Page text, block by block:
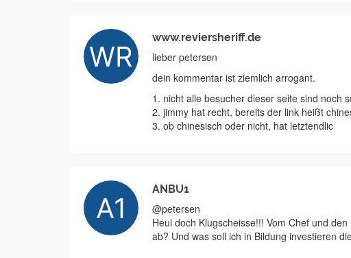
www.reviersheriff.de
lieber petersen
dein kommentar ist ziemlich arrogant.
1. nicht alle besucher dieser seite sind noch
2. jimmy hat recht, bereits der link heißt
3. ob chinesisch oder nicht, hat letztendlic
ANBU1
@petersen
Heul doch Klugscheisse!!! Vom Chef und
ab? Und was soll ich in Bildung investieren